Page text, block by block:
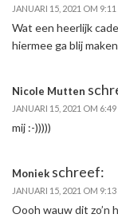
JANUARI 15, 2021 OM 9:11
Wat een heerlijk
hiermee ga blij maken
Nicole Mutten
JANUARI 15, 2021 OM 6:49
mij :-)))))
Moniek schreef:
JANUARI 15, 2021 OM 9:13
Oooh wauw dit zo’n